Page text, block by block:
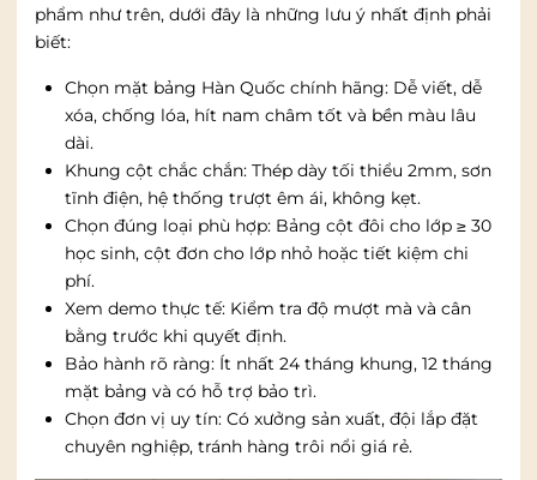
phẩm như trên, dưới đây là những lưu ý nhất định phải
biết:
Chọn mặt bảng Hàn Quốc chính hãng: Dễ viết, dễ
xóa, chống lóa, hít nam châm tốt và bền màu lâu
dài.
Khung cột chắc chắn: Thép dày tối thiểu 2mm, sơn
tĩnh điện, hệ thống trượt êm ái, không kẹt.
Chọn đúng loại phù hợp: Bảng cột đôi cho lớp ≥ 30
học sinh, cột đơn cho lớp nhỏ hoặc tiết kiệm chi
phí.
Xem demo thực tế: Kiểm tra độ mượt mà và cân
bằng trước khi quyết định.
Bảo hành rõ ràng: Ít nhất 24 tháng khung, 12 tháng
mặt bảng và có hỗ trợ bảo trì.
Chọn đơn vị uy tín: Có xưởng sản xuất, đội lắp đặt
chuyên nghiệp, tránh hàng trôi nổi giá rẻ.